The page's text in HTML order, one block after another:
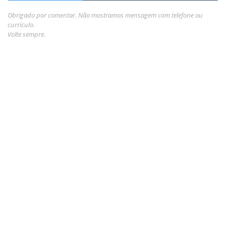
Obrigado por comentar. Não mostramos mensagem com telefone ou
currículo.
Volte sempre.